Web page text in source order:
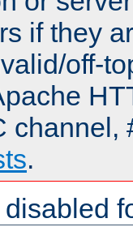
if they
off-
channel,
.